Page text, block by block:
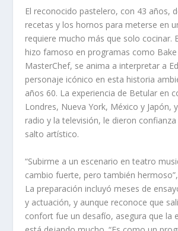
El reconocido pastelero, con 43 años,
recetas y los hornos para meterse en
requiere mucho más que solo cocinar.
hizo famoso en programas como
MasterChef, se anima a interpretar a
personaje icónico en esta historia
años 60. La experiencia de Betular en
Londres, Nueva York, México y Japón,
radio y la televisión, le dieron
salto artístico.
“Subirme a un escenario en teatro
cambio fuerte, pero también
La preparación incluyó meses de
y actuación, y aunque reconoce que
confort fue un desafío, asegura que la